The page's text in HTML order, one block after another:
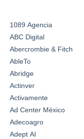
1089 Agencia
ABC Digital
Abercrombie & Fitch
AbleTo
Abridge
Actinver
Activamente
Ad Center México
Adecoagro
Adept AI